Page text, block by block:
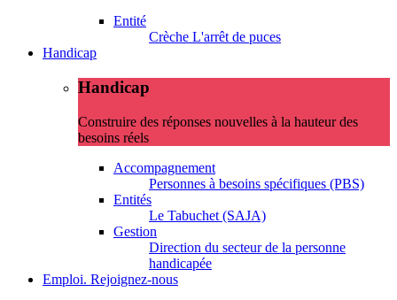
Entité
Crèche L'arrêt de puces
Handicap
Handicap
Construire des réponses nouvelles à la hauteur des
besoins réels
Accompagnement
Personnes à besoins spécifiques (PBS)
Entités
Le Tabuchet (SAJA)
Gestion
Direction du secteur de la personne
handicapée
Emploi. Rejoignez-nous